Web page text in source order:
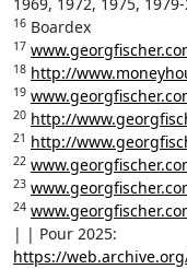
16 Boardex
17
18 http://
19
20 http://
21 http://
22
23
24
| | Pour 2025:
https://